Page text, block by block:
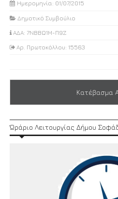
Ημερομηνία: 01/07/2015
Δημοτικό Συμβούλιο
ΑΔΑ: 7ΝΒΒΩ1Μ-Π9Ζ
Αρ. Πρωτοκόλλου: 15563
Κατέβασμα
Ώράριο Λειτουργίας Δήμου